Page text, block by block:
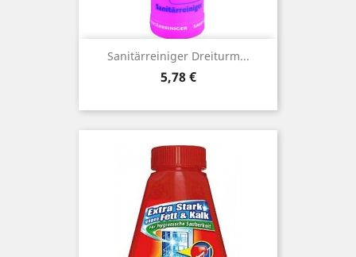
Sanitärreiniger Dreiturm...
Preis
5,78 €